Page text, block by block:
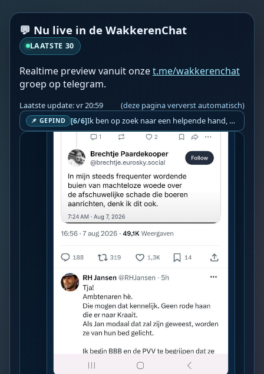
💬 Nu live in de WakkerenChat
LAATSTE 30
Realtime preview vanuit onzet.me/wakkerenchat
groep op telegram.
Laatste update: vr 20:59 (deze pagina ververst automatisch)
📌 GEPIND [6/6] Ik ben op zoek naar een helpende hand, een menselijk oog, een admin die helpt met controleren of de chat wel correct word gemodereerd word door NoMoSpam. 98% gaat automatisch goed, toch ik dit nooit helemaal loslaten en moet er altijd een mens mee blijven opletten bij elke beslissing die gemaakt word. Waar bestaan de werkzaamheden uit? Mee kijken in admin log kanaal naar alle drugs/porno/scams die voorbij komen en in het geval van een randgevalletje, ingrijpen en b.v. een verwijderd maar wel toegestaan bericht terug plaatsen met een druk op de knop. tsja zo banaal en simpel is het gesteld.. Word je hier blij van? Nee. Strookt het je ego? Nee. Word je er beter van? Nee. Kost het veel tijd? Totaal niet, consistentie en regelmaat is belangrijker dan 'er even voor kunnen gaan zitten'.. het werk is in een paar seconden gepiept.. je checkt puur of AI de juiste beslissing heeft gemaakt.. …